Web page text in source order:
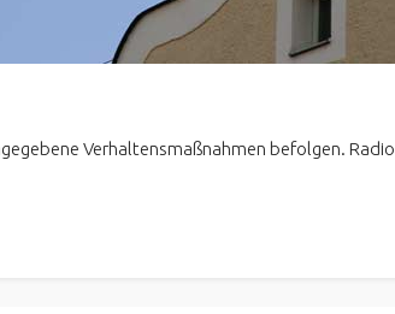
Verhaltensmaßnahmen befolgen. Radio